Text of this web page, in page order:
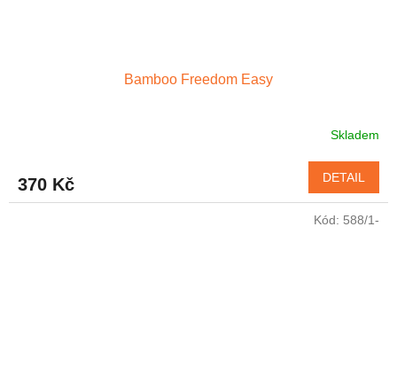
Bamboo Freedom Easy
Skladem
370 Kč DETAIL
Kód: 588/1-